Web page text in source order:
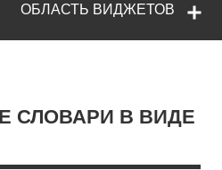
ОБЛАСТЬ ВИДЖЕТОВ
СЛОВАРИ В ВИДЕ